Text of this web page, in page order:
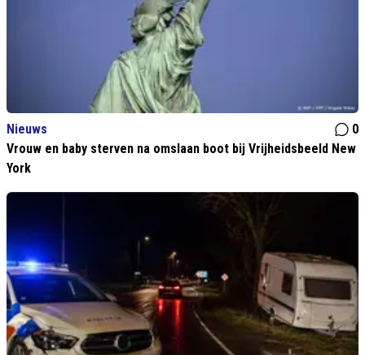
Nieuws
0
Vrouw en baby sterven na omslaan boot bij Vrijheidsbeeld New
York